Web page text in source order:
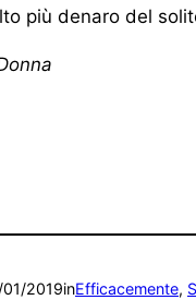
più denaro del
2019inEfficacemente,